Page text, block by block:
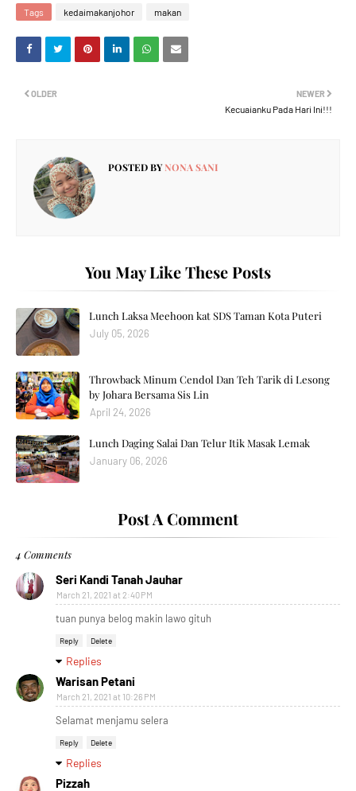
Tags kedaimakanjohor makan
NEWER
Kecuaianku Pada Hari Ini!!!
OLDER
POSTED BYNONA SANI
You May Like These Posts
Lunch Laksa Meehoon kat SDS Taman Kota Puteri
July 05, 2026
Throwback Minum Cendol Dan Teh Tarik di Lesong
by Johara Bersama Sis Lin
April 24, 2026
Lunch Daging Salai Dan Telur Itik Masak Lemak
January 06, 2026
Post A Comment
4 Comments
Seri Kandi Tanah Jauhar
March 21, 2021 at 2:40 PM
tuan punya belog makin lawo gituh
Reply Delete
Replies
Warisan Petani
March 21, 2021 at 10:26 PM
Selamat menjamu selera
Reply Delete
Replies
Pizzah